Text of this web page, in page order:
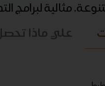
مثالية لبرامج
علي ماذا